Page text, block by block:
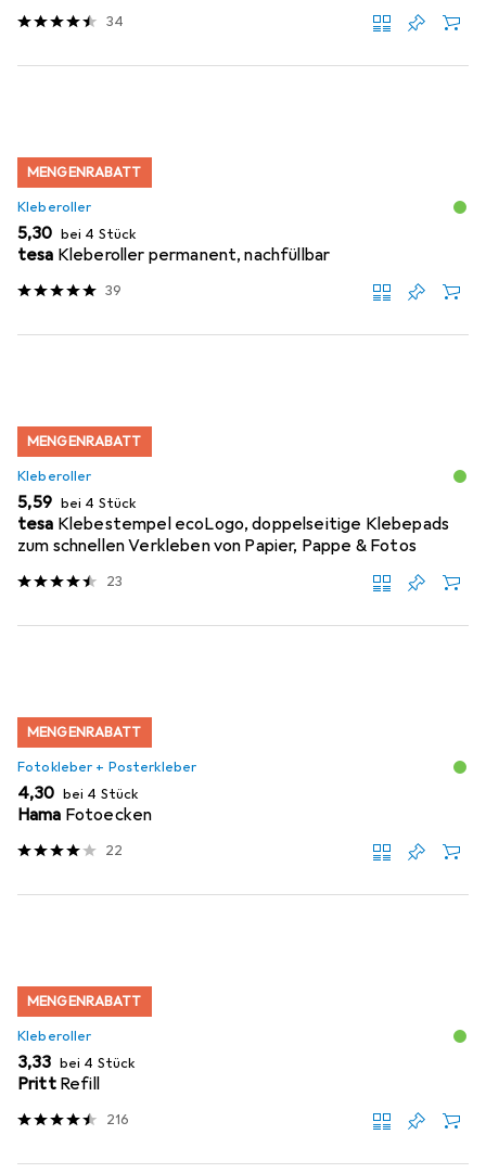
34
MENGENRABATT
Kleberoller
EUR
5,30 bei 4 Stück
tesa Kleberoller permanent, nachfüllbar
39
MENGENRABATT
Kleberoller
EUR
5,59 bei 4 Stück
tesa Klebestempel ecoLogo, doppelseitige Klebepads
zum schnellen Verkleben von Papier, Pappe & Fotos
23
MENGENRABATT
Fotokleber + Posterkleber
EUR
4,30 bei 4 Stück
Hama Fotoecken
22
MENGENRABATT
Kleberoller
EUR
3,33 bei 4 Stück
Pritt Refill
216